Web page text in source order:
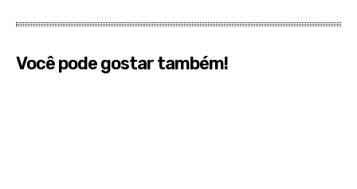
Você pode gostar também!